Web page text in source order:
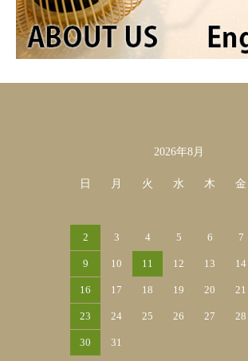
2026年8月
日 月 火 水 木 金
2 3 4 5 6 7
9 10 11 12 13 14
16 17 18 19 20 21
23 24 25 26 27 28
30 31